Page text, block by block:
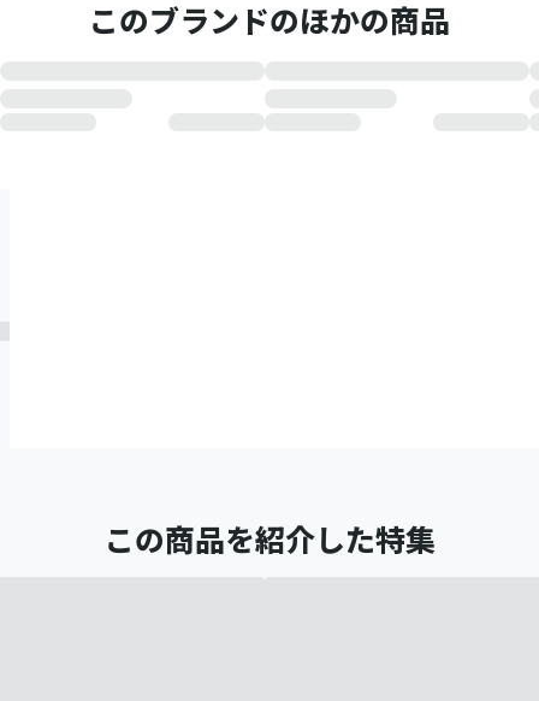
このブランドのほかの商品
この商品を紹介した特集